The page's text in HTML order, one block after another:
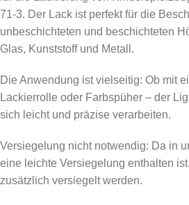
71-3. Der Lack ist perfekt für die
unbeschichteten und beschichteten
Glas, Kunststoff und Metall.
Die Anwendung ist vielseitig: Ob mit
Lackierrolle oder Farbspüher – der
sich leicht und präzise verarbeiten.
Versiegelung nicht notwendig: Da in
eine leichte Versiegelung enthalten
zusätzlich versiegelt werden.